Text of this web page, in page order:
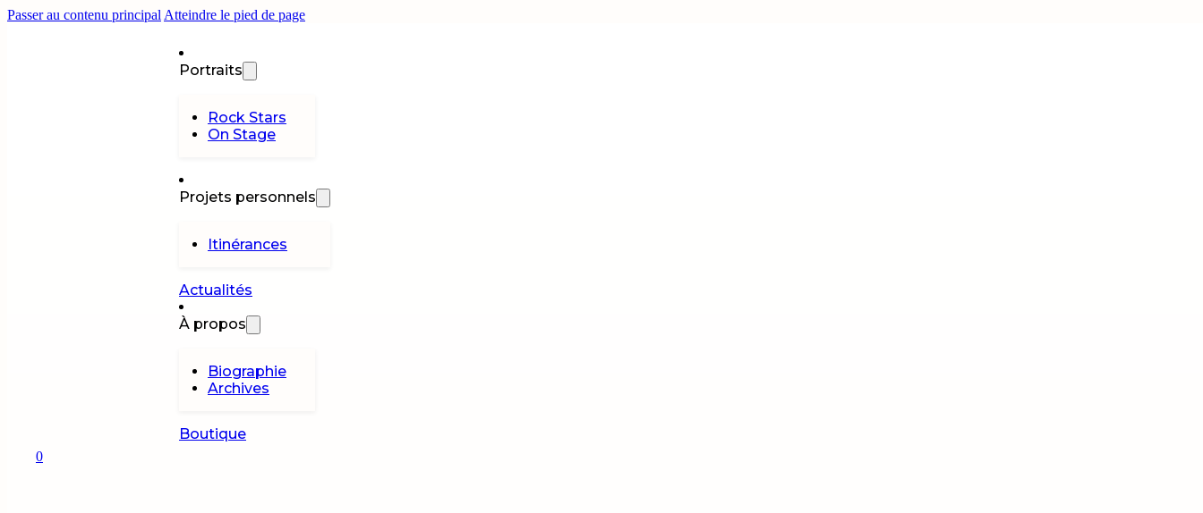
Passer au contenu principal Atteindre le pied de page
Portraits
Rock Stars
On Stage
Projets personnels
Itinérances
Actualités
À propos
Biographie
Archives
Boutique
0